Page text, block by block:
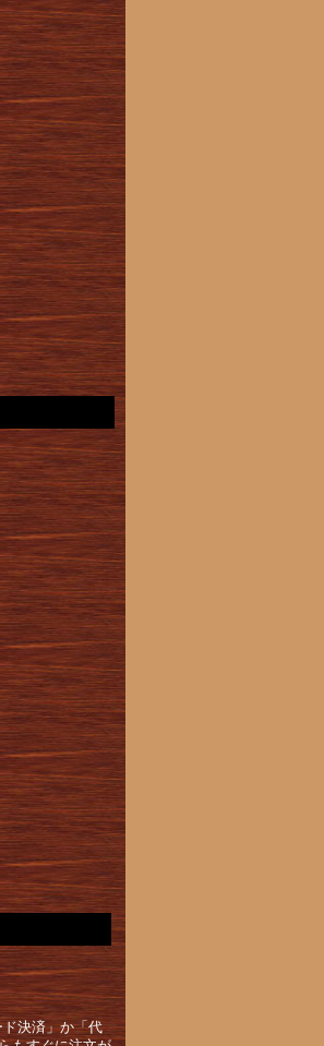
決済」か「代